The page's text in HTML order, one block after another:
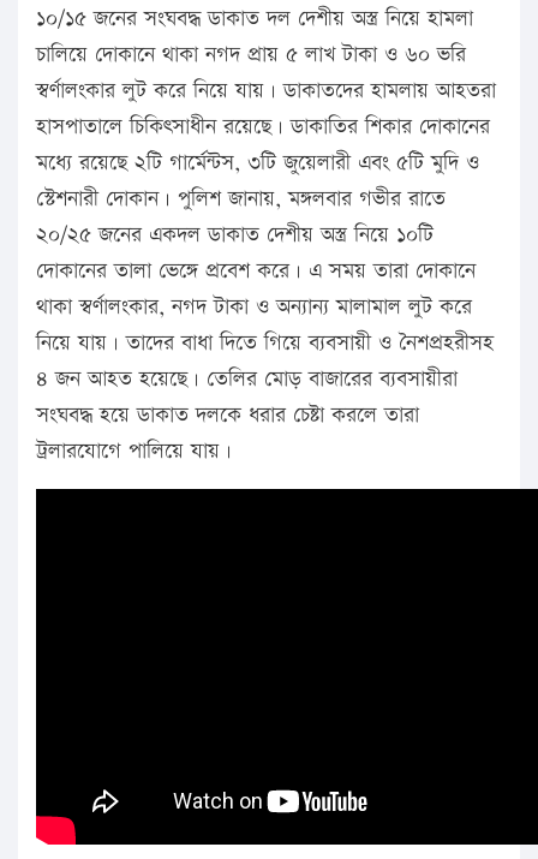
১০/১৫ জনের সংঘবদ্ধ ডাকাত দল দেশীয় অস্ত্র নিয়ে হামলা
চালিয়ে দোকানে থাকা নগদ প্রায় ৫ লাখ টাকা ও ৬০ ভরি
স্বর্ণালংকার লুট করে নিয়ে যায়। ডাকাতদের হামলায় আহতরা
হাসপাতালে চিকিৎসাধীন রয়েছে। ডাকাতির শিকার দোকানের
মধ্যে রয়েছে ২টি গার্মেন্টস, ৩টি জুয়েলারী এবং ৫টি মুদি ও
স্টেশনারী দোকান। পুলিশ জানায়, মঙ্গলবার গভীর রাতে
২০/২৫ জনের একদল ডাকাত দেশীয় অস্ত্র নিয়ে ১০টি
দোকানের তালা ভেঙ্গে প্রবেশ করে। এ সময় তারা দোকানে
থাকা স্বর্ণালংকার, নগদ টাকা ও অন্যান্য মালামাল লুট করে
নিয়ে যায়। তাদের বাধা দিতে গিয়ে ব্যবসায়ী ও নৈশপ্রহরীসহ
৪ জন আহত হয়েছে। তেলির মোড় বাজারের ব্যবসায়ীরা
সংঘবদ্ধ হয়ে ডাকাত দলকে ধরার চেষ্টা করলে তারা
ট্রলারযোগে পালিয়ে যায়।